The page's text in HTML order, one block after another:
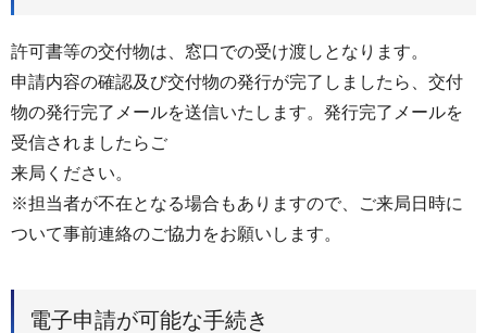
許可書等の交付物は、窓口での受け渡しとなります。
申請内容の確認及び交付物の発行が完了しましたら、交付
物の発行完了メールを送信いたします。発行完了メールを
受信されましたらご
来局ください。
※担当者が不在となる場合もありますので、ご来局⽇時に
ついて事前連絡のご協⼒をお願いします。
電子申請が可能な手続き